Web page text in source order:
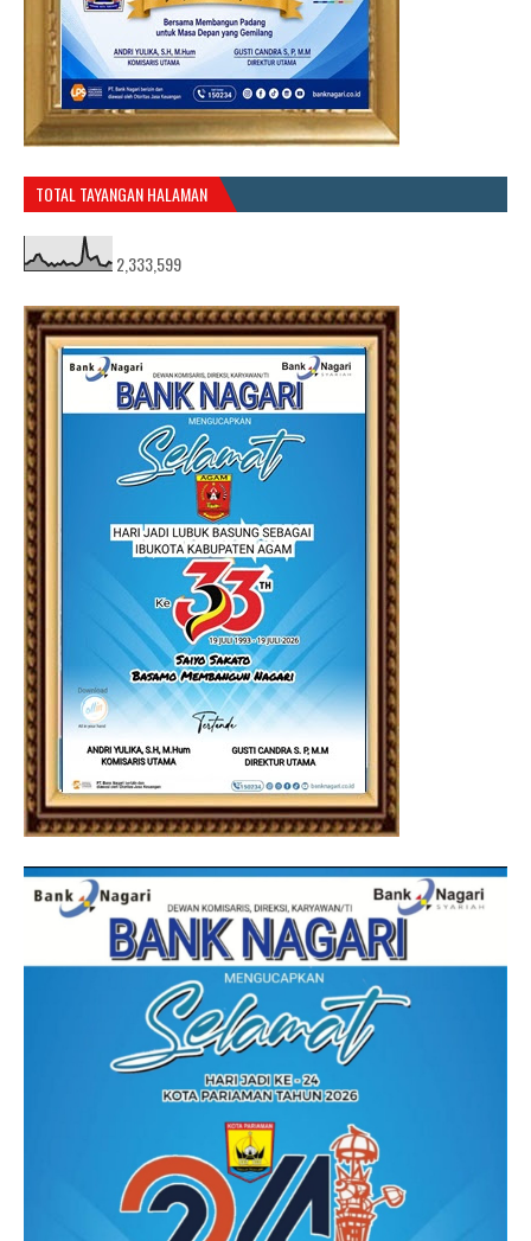
TOTAL TAYANGAN HALAMAN
2,333,599